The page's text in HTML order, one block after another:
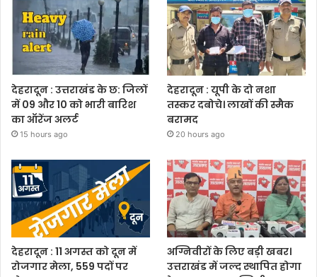
देहरादून : उत्तराखंड के छ: जिलों
में 09 और 10 को भारी बारिश
का ऑरेंज अलर्ट
15 hours ago
देहरादून : यूपी के दो नशा
तस्कर दबोचे। लाखों की स्मैक
बरामद
20 hours ago
देहरादून : 11 अगस्त को दून में
रोजगार मेला, 559 पदों पर
अग्निवीरों के लिए बड़ी खबर।
उत्तराखंड में जल्द स्थापित होगा